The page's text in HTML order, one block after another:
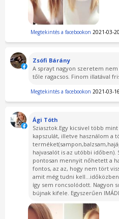
Megtekintés a facebookon 2021-03-20
Zsófi Bárány
A sprayt nagyon szeretem
tőle ragacsos. Finom illatával
Megtekintés a facebookon 2021-03-16
Ági Tóth
Sziasztok.Egy kicsivel több
kapszulát, illetve használom a
hajvasalót is az utóbbi
pontosan mennyit nőhetett a
fontos, az az, hogy nem tört
amit még tudni
így sem roncsolódott. Nagyon
bújnak kifele. Egyszerűen